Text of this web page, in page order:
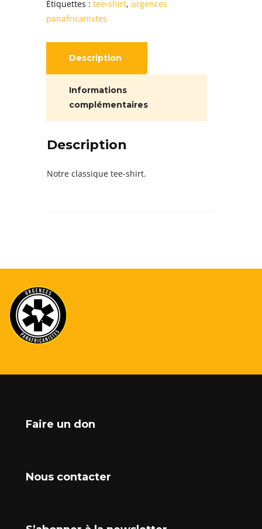
Panafricanistes
Étiquettes : tee-shirt, urgences
panafricanistes
Description
Informations
complémentaires
Description
Notre classique tee-shirt.
Faire un don
Nous contacter